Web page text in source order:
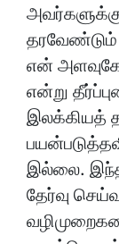
தரவேண்டும்
என்
என்று
இலக்கியத்
இல்லை.
தேர்வு